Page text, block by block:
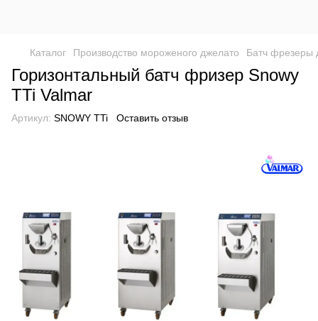
Каталог Производство мороженого джелато Батч фрезеры
Горизонтальный батч фризер Snowy
TTi Valmar
Артикул: SNOWY TTi Оставить отзыв